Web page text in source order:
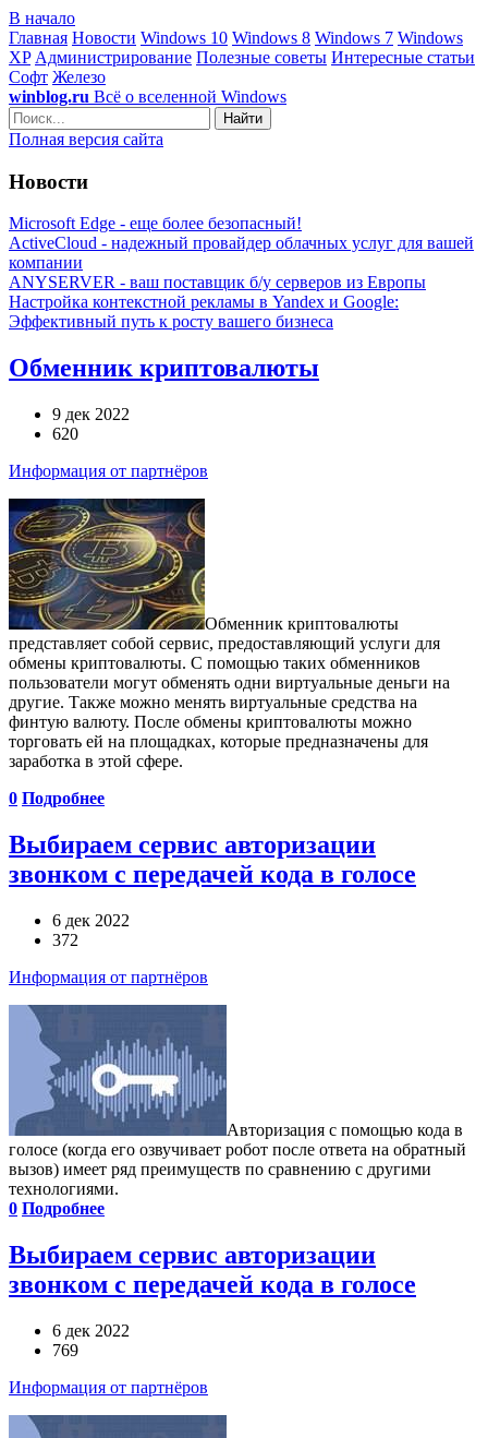
В начало
Главная Новости Windows 10 Windows 8 Windows 7 Windows
XP Администрирование Полезные советы Интересные статьи
Софт Железо
winblog.ru Всё о вселенной Windows
Найти
Полная версия сайта
Новости
Microsoft Edge - еще более безопасный!
ActiveCloud - надежный провайдер облачных услуг для вашей
компании
ANYSERVER - ваш поставщик б/у серверов из Европы
Настройка контекстной рекламы в Yandex и Google:
Эффективный путь к росту вашего бизнеса
Обменник криптовалюты
9 дек 2022
620
Информация от партнёров
Обменник криптовалюты
представляет собой сервис, предоставляющий услуги для
обмены криптовалюты. С помощью таких обменников
пользователи могут обменять одни виртуальные деньги на
другие. Также можно менять виртуальные средства на
финтую валюту. После обмены криптовалюты можно
торговать ей на площадках, которые предназначены для
заработка в этой сфере.
0 Подробнее
Выбираем сервис авторизации
звонком с передачей кода в голосе
6 дек 2022
372
Информация от партнёров
Авторизация с помощью кода в
голосе (когда его озвучивает робот после ответа на обратный
вызов) имеет ряд преимуществ по сравнению с другими
технологиями.
0 Подробнее
Выбираем сервис авторизации
звонком с передачей кода в голосе
6 дек 2022
769
Информация от партнёров